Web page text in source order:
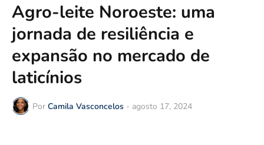
Agro-leite Noroeste: uma
jornada de resiliência e
expansão no mercado de
laticínios
Por Camila Vasconcelos - agosto 17, 2024